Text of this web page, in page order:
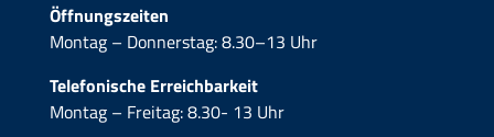
Öffnungszeiten
Montag – Donnerstag: 8.30–13 Uhr
Telefonische Erreichbarkeit
Montag – Freitag: 8.30- 13 Uhr